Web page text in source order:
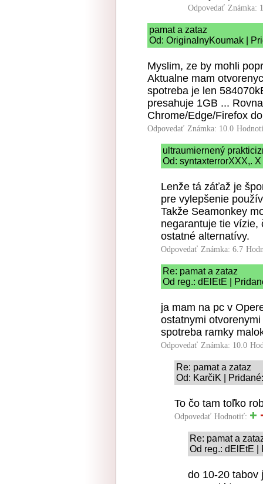
Odpovedať Známka:
pamat a zataz
Od: OriginalnyKoumak |
Myslim, ze by mohli
Aktualne mam
spotreba je len
presahuje 1GB ...
Chrome/Edge/Firefox
Odpovedať Známka: 10.0
ultraumiernený
Od: syntaxterrorXXX,.
Lenže tá záťaž je
pre vylepšenie
Takže Seamonkey
negarantuje tie vízie,
ostatné alternatívy.
Odpovedať Známka: 6.7
Re: pamat a zataz
Od reg.: dElEtE |
ja mam na pc v
ostatnymi
spotreba ramky
Odpovedať Známka: 10.0
Re: pamat a zataz
Od: KarčiK |
To čo tam toľko
Odpovedať Hodnotiť:
Re: pamat a
Od reg.: dElEtE |
do 10-20 tabov